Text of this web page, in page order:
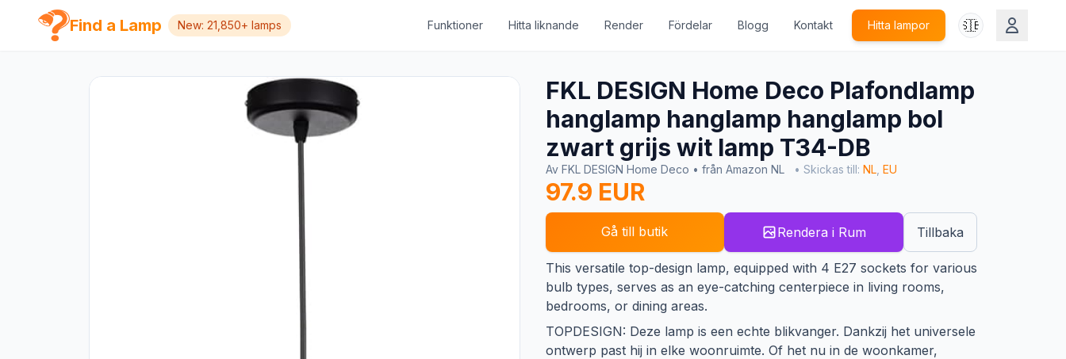
Find a Lamp New: 21,850+ lamps Funktioner Hitta liknande Render Fördelar Blogg Kontakt Hitta lampor 🇸🇪
FKL DESIGN Home Deco Plafondlamp
hanglamp hanglamp hanglamp bol
zwart grijs wit lamp T34-DB
Av FKL DESIGN Home Deco • från Amazon NL • Skickas till: NL EU
97.9 EUR
Gå till butik Rendera i Rum Tillbaka
This versatile top-design lamp, equipped with 4 E27 sockets for various
bulb types, serves as an eye-catching centerpiece in living rooms,
bedrooms, or dining areas.
TOPDESIGN: Deze lamp is een echte blikvanger. Dankzij het universele
ontwerp past hij in elke woonruimte. Of het nu in de woonkamer,